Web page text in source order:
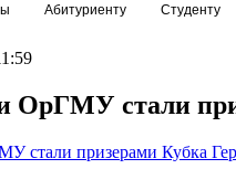
Абитуриенту Студенту
ОрГМУ стали